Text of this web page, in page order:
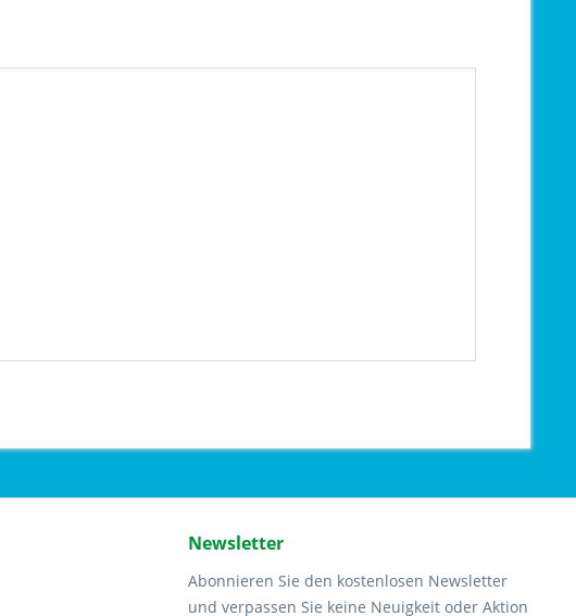
Newsletter
Abonnieren Sie den kostenlosen Newsletter
und verpassen Sie keine Neuigkeit oder Aktion